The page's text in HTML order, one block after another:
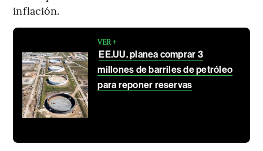
inflación.
VER +
EE.UU. planea comprar 3
millones de barriles de petróleo
para reponer reservas